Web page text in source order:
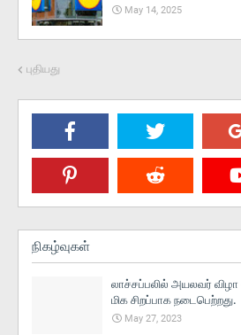
May 14, 2025
புதியது
நிகழ்வுகள்
லாச்சப்பலில் அயலவர் விழா
மிக சிறப்பாக நடைபெற்றது.
May 27, 2023